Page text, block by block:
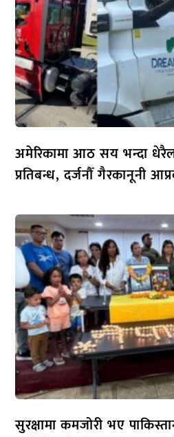
अमेरिकामा आठ सय भन्दा
प्रतिबन्ध, दर्जनौँ गैरकानूनी
सुरक्षामा कमजोरी भए